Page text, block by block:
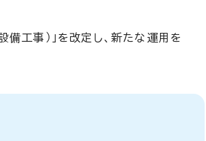
工事）」を改定し、新たな運用を